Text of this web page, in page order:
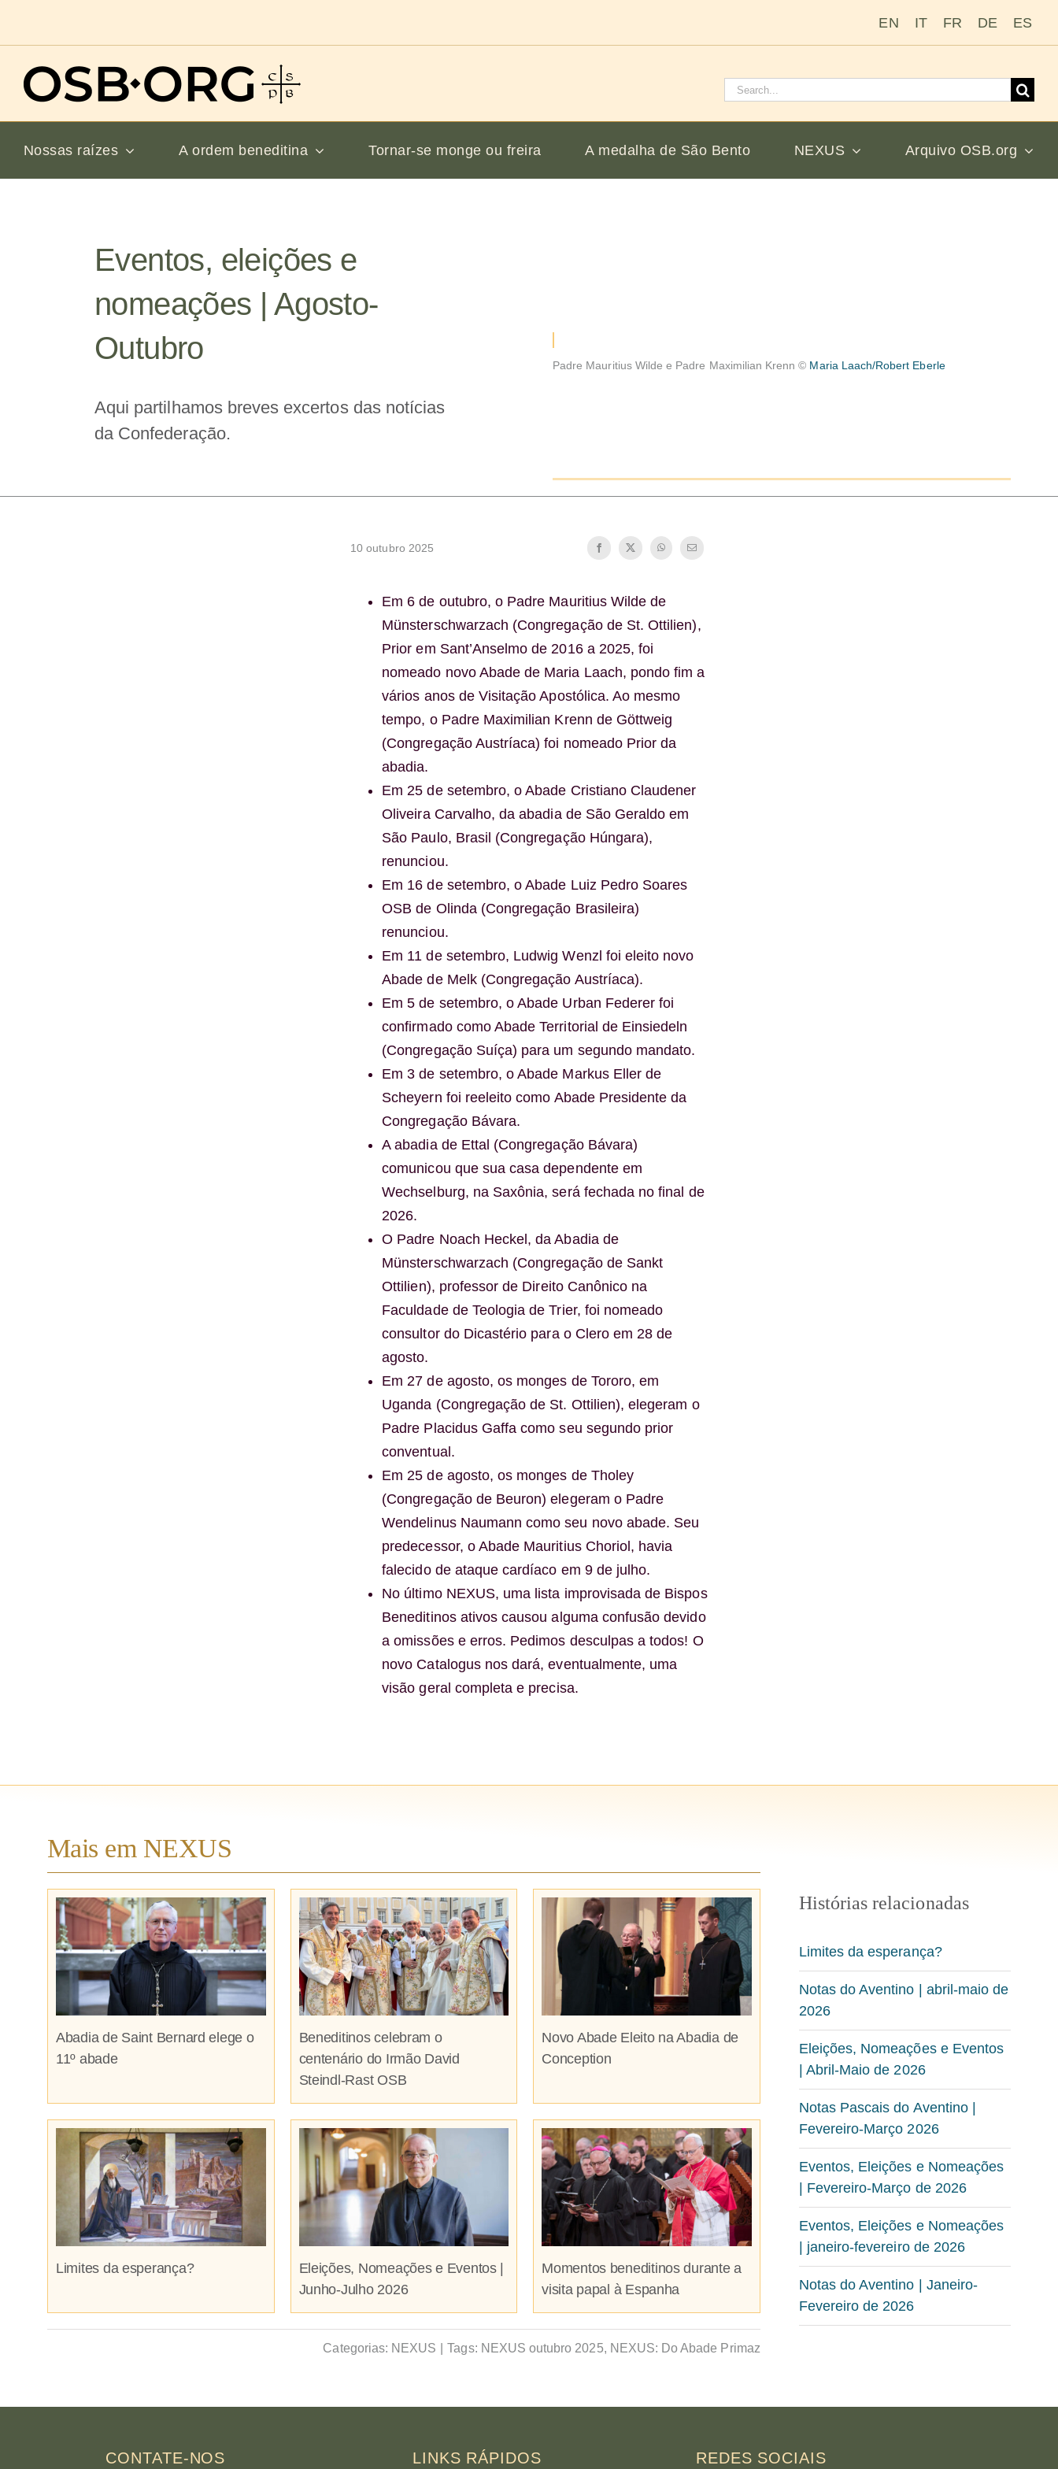
conteúdo
EN IT FR DE ES
Pesquisar
Nossas raízes A ordem beneditina Tornar-se monge ou freira A medalha de São Bento NEXUS Arquivo OSB.org
Eventos, eleições e
nomeações | Agosto-
Outubro
Aqui partilhamos breves excertos das notícias
da Confederação.
Padre Mauritius Wilde e Padre Maximilian Krenn © Maria Laach/Robert Eberle
10 outubro 2025
Em 6 de outubro, o Padre Mauritius Wilde de
Münsterschwarzach (Congregação de St. Ottilien),
Prior em Sant’Anselmo de 2016 a 2025, foi
nomeado novo Abade de Maria Laach, pondo fim a
vários anos de Visitação Apostólica. Ao mesmo
tempo, o Padre Maximilian Krenn de Göttweig
(Congregação Austríaca) foi nomeado Prior da
abadia.
Em 25 de setembro, o Abade Cristiano Claudener
Oliveira Carvalho, da abadia de São Geraldo em
São Paulo, Brasil (Congregação Húngara),
renunciou.
Em 16 de setembro, o Abade Luiz Pedro Soares
OSB de Olinda (Congregação Brasileira)
renunciou.
Em 11 de setembro, Ludwig Wenzl foi eleito novo
Abade de Melk (Congregação Austríaca).
Em 5 de setembro, o Abade Urban Federer foi
confirmado como Abade Territorial de Einsiedeln
(Congregação Suíça) para um segundo mandato.
Em 3 de setembro, o Abade Markus Eller de
Scheyern foi reeleito como Abade Presidente da
Congregação Bávara.
A abadia de Ettal (Congregação Bávara)
comunicou que sua casa dependente em
Wechselburg, na Saxônia, será fechada no final de
2026.
O Padre Noach Heckel, da Abadia de
Münsterschwarzach (Congregação de Sankt
Ottilien), professor de Direito Canônico na
Faculdade de Teologia de Trier, foi nomeado
consultor do Dicastério para o Clero em 28 de
agosto.
Em 27 de agosto, os monges de Tororo, em
Uganda (Congregação de St. Ottilien), elegeram o
Padre Placidus Gaffa como seu segundo prior
conventual.
Em 25 de agosto, os monges de Tholey
(Congregação de Beuron) elegeram o Padre
Wendelinus Naumann como seu novo abade. Seu
predecessor, o Abade Mauritius Choriol, havia
falecido de ataque cardíaco em 9 de julho.
No último NEXUS, uma lista improvisada de Bispos
Beneditinos ativos causou alguma confusão devido
a omissões e erros. Pedimos desculpas a todos! O
novo Catalogus nos dará, eventualmente, uma
visão geral completa e precisa.
Mais em NEXUS
Abadia de Saint Bernard elege o
11º abade
Beneditinos celebram o
centenário do Irmão David
Steindl-Rast OSB
Novo Abade Eleito na Abadia de
Conception
Limites da esperança?
Eleições, Nomeações e Eventos |
Junho-Julho 2026
Momentos beneditinos durante a
visita papal à Espanha
Categorias: NEXUS Tags: NEXUS outubro 2025, NEXUS: Do Abade Primaz
Histórias relacionadas
Limites da esperança?
Notas do Aventino | abril-maio de
2026
Eleições, Nomeações e Eventos
| Abril-Maio de 2026
Notas Pascais do Aventino |
Fevereiro-Março 2026
Eventos, Eleições e Nomeações
| Fevereiro-Março de 2026
Eventos, Eleições e Nomeações
| janeiro-fevereiro de 2026
Notas do Aventino | Janeiro-
Fevereiro de 2026
CONTATE-NOS LINKS RÁPIDOS REDES SOCIAIS